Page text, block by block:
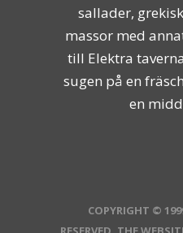
sallader,
massor med
till Elektra
sugen på en
en
COPYRIGHT ©